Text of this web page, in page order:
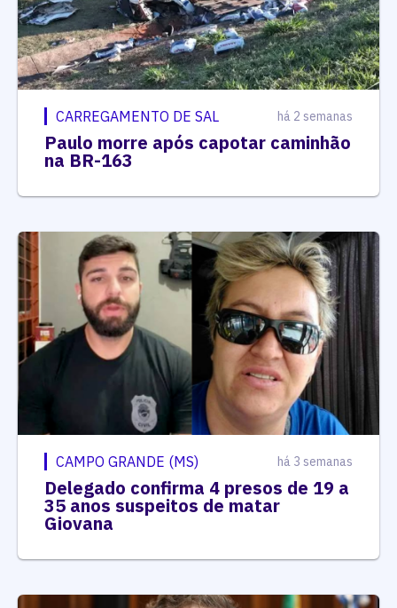
CARREGAMENTO DE SAL há 2 semanas
Paulo morre após capotar caminhão
na BR-163
CAMPO GRANDE (MS) há 3 semanas
Delegado confirma 4 presos de 19 a
35 anos suspeitos de matar
Giovana